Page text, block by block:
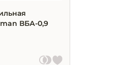
ВБА-0,9